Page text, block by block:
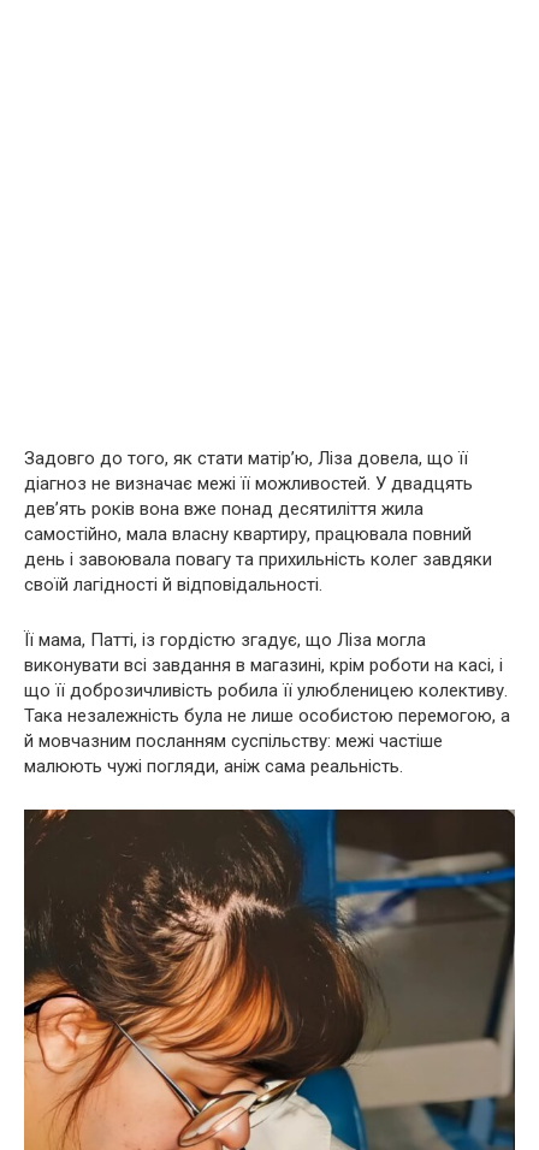
Задовго до того, як стати матір’ю, Ліза довела, що її
діагноз не визначає межі її можливостей. У двадцять
дев’ять років вона вже понад десятиліття жила
самостійно, мала власну квартиру, працювала повний
день і завоювала повагу та прихильність колег завдяки
своїй лагідності й відповідальності.
Її мама, Патті, із гордістю згадує, що Ліза могла
виконувати всі завдання в магазині, крім роботи на касі, і
що її доброзичливість робила її улюбленицею колективу.
Така незалежність була не лише особистою перемогою, а
й мовчазним посланням суспільству: межі частіше
малюють чужі погляди, аніж сама реальність.